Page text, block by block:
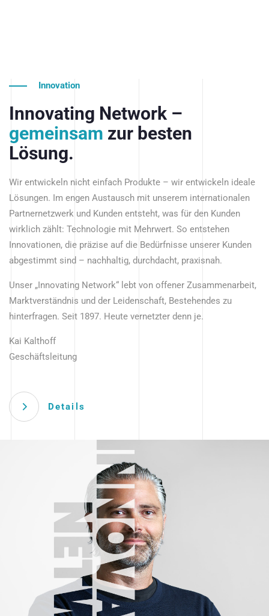
Innovation
Innovating Network –
gemeinsam zur besten
Lösung.
Wir entwickeln nicht einfach Produkte – wir entwickeln ideale
Lösungen. Im engen Austausch mit unserem internationalen
Partnernetzwerk und Kunden entsteht, was für den Kunden
wirklich zählt: Technologie mit Mehrwert. So entstehen
Innovationen, die präzise auf die Bedürfnisse unserer Kunden
abgestimmt sind – nachhaltig, durchdacht, praxisnah.
Unser „Innovating Network“ lebt von offener Zusammenarbeit,
Marktverständnis und der Leidenschaft, Bestehendes zu
hinterfragen. Seit 1897. Heute vernetzter denn je.
Kai Kalthoff
Geschäftsleitung
Details